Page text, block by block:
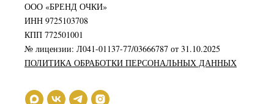
ООО «БРЕНД ОЧКИ»
ИНН 9725103708
КПП 772501001
№ лицензии: Л041-01137-77/03666787 от 31.10.2025
ПОЛИТИКА ОБРАБОТКИ ПЕРСОНАЛЬНЫХ ДАННЫХ